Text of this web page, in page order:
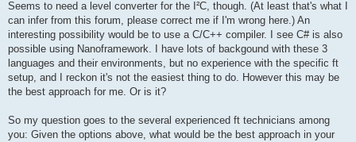
Seems to need a level converter for the I²C, though. (At least that's what I
can infer from this forum, please correct me if I'm wrong here.) An
interesting possibility would be to use a C/C++ compiler. I see C# is also
possible using Nanoframework. I have lots of backgound with these 3
languages and their environments, but no experience with the specific ft
setup, and I reckon it's not the easiest thing to do. However this may be
the best approach for me. Or is it?
So my question goes to the several experienced ft technicians among
you: Given the options above, what would be the best approach in your